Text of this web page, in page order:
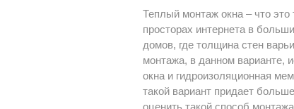
Теплый монтаж окна – что
просторах интернета в
домов, где толщина стен
монтажа, в данном варианте,
окна и гидроизоляционная
такой вариант придает
оценить такой способ